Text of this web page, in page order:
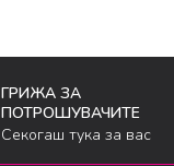
ГРИЖА ЗА
ПОТРОШУВАЧИТЕ
Секогаш тука за вас